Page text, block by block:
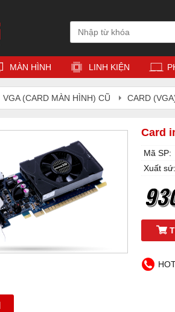
MÀN HÌNH LINH KIỆN
VGA (CARD MÀN HÌNH) CŨ CARD
Card
Mã SP:
Xuất sứ: